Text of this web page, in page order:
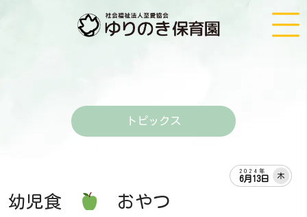
トピックス
2024年
6月13日 木
幼児食 おやつ